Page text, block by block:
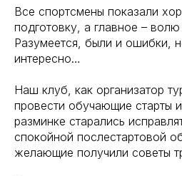
Все спортсмены показали
подготовку, а главное –
Разумеется, были и ошибки,
интересно…
Наш клуб, как организатор
провести обучающие старты
разминке старались
спокойной послестартовой
желающие получили советы